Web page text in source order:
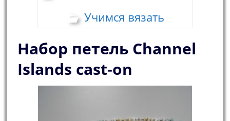
Учимся вязать
Набор петель Сhannel
Islands cast-on